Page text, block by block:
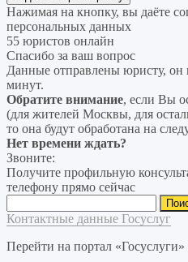
Нажимая на кнопку, вы даёте
персональных данных
55 юристов онлайн
Спасибо за ваш вопрос
Данные отправлены юристу, он
минут.
Обратите внимание, если Вы
(для жителей Москвы, для
то она будут обработана на
Нет времени ждать?
Звоните:
Получите профильную
телефону прямо сейчас
Контактные данные Госуслуг
Перейти на портал «Госуслуги»